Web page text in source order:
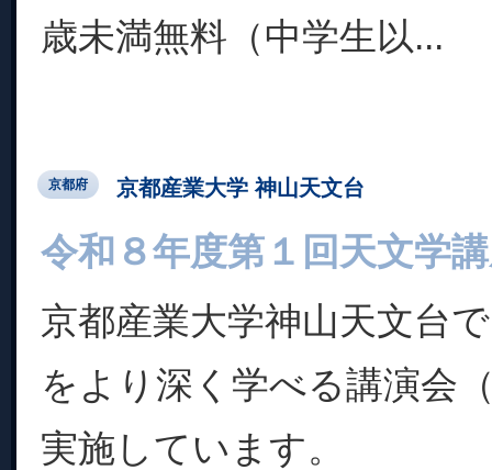
歳未満無料（中学生以...
京都府 京都産業大学 神山天文台
令和８年度第１回天文学
京都産業大学神山天文台
をより深く学べる講演会
実施しています。